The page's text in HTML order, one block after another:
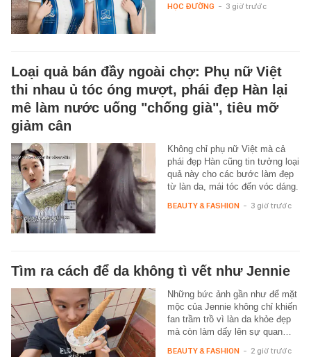
HỌC ĐƯỜNG - 3 giờ trước
Loại quả bán đầy ngoài chợ: Phụ nữ Việt
thi nhau ủ tóc óng mượt, phái đẹp Hàn lại
mê làm nước uống "chống già", tiêu mỡ
giảm cân
Không chỉ phụ nữ Việt mà cả
phái đẹp Hàn cũng tin tưởng loại
quả này cho các bước làm đẹp
từ làn da, mái tóc đến vóc dáng.
BEAUTY & FASHION - 3 giờ trước
Tìm ra cách để da không tì vết như Jennie
Những bức ảnh gần như để mặt
mộc của Jennie không chỉ khiến
fan trầm trồ vì làn da khỏe đẹp
mà còn làm dấy lên sự quan…
BEAUTY & FASHION - 2 giờ trước